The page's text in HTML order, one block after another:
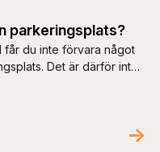
parkeringsplats?
får du inte förvara något
Det är därför inte